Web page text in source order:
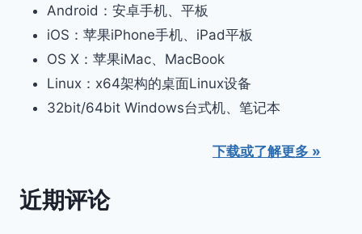
Android：安卓手机、平板
iOS：苹果iPhone手机、iPad平板
OS X：苹果iMac、MacBook
Linux：x64架构的桌面Linux设备
32bit/64bit Windows台式机、笔记本
下载或了解更多 »
近期评论